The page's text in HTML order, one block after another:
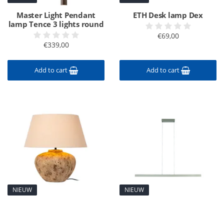
Master Light Pendant
lamp Tence 3 lights round
€339,00
Add to cart
ETH Desk lamp Dex
€69,00
Add to cart
NIEUW NIEUW